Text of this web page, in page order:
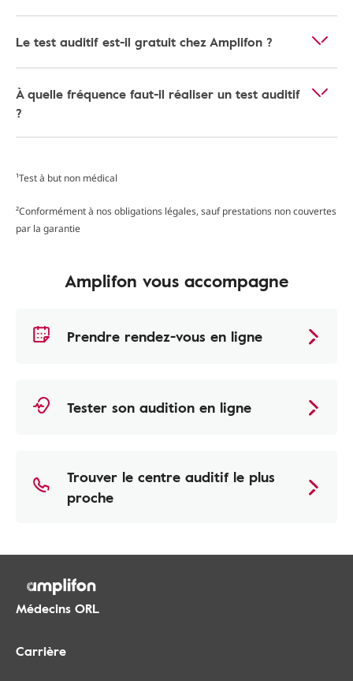
Le test auditif est-il gratuit chez Amplifon ?
À quelle fréquence faut-il réaliser un test auditif
?
¹Test à but non médical
²Conformément à nos obligations légales, sauf prestations non couvertes
par la garantie
Amplifon vous accompagne
Prendre rendez-vous en ligne
Tester son audition en ligne
Trouver le centre auditif le plus
proche
Médecins ORL
Carrière